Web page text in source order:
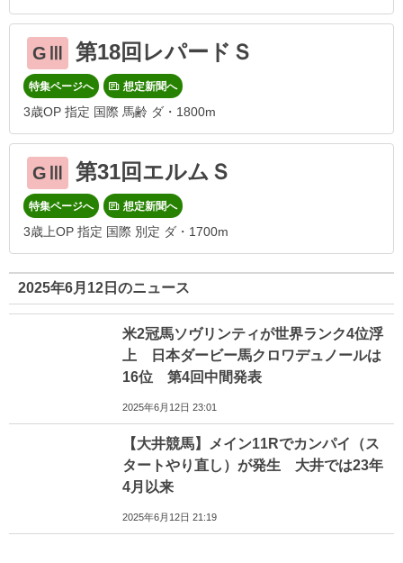
GⅢ 第18回レパードＳ
特集ページへ 想定新聞へ
3歳OP 指定 国際 馬齢 ダ・1800m
GⅢ 第31回エルムＳ
特集ページへ 想定新聞へ
3歳上OP 指定 国際 別定 ダ・1700m
2025年6月12日のニュース
米2冠馬ソヴリンティが世界ランク4位浮
上 日本ダービー馬クロワデュノールは
16位 第4回中間発表
2025年6月12日 23:01
【大井競馬】メイン11Rでカンパイ（ス
タートやり直し）が発生 大井では23年
4月以来
2025年6月12日 21:19